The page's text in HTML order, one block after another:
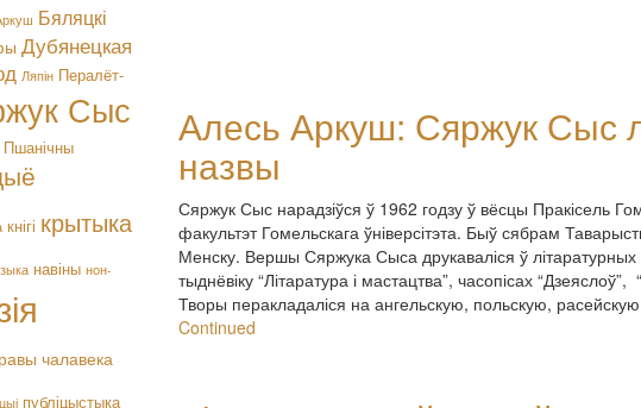
Бяляцкі
Дубянецкая
Ляпін Пералёт-
Сыс
кнігі крытыка
навіны нон-
чалавека
публіцыстыка
Алесь Аркуш: Сяржук Сыс
назвы
Сяржук Сыс нарадзіўся ў 1962 годзу ў вёсцы Пракісель
факультэт Гомельскага ўніверсітэта. Быў сябрам
Менску. Вершы Сяржука Сыса друкаваліся ў
тыднёвіку “Літаратура і мастацтва”, часопісах
Творы перакладаліся на ангельскую, польскую,
Continued